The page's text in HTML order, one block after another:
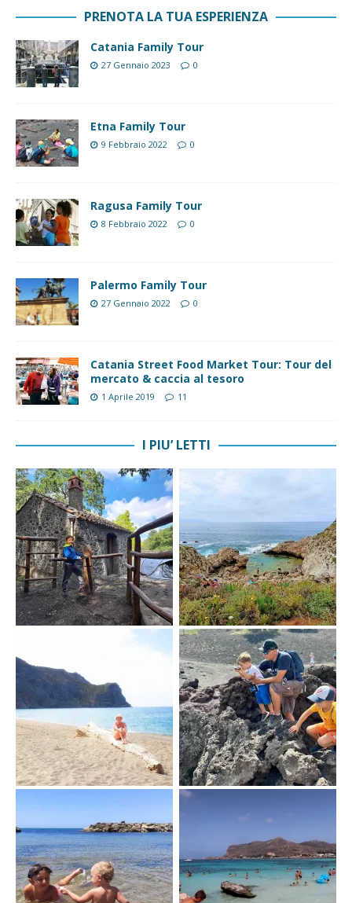
PRENOTA LA TUA ESPERIENZA
Catania Family Tour
27 Gennaio 2023 0
Etna Family Tour
9 Febbraio 2022 0
Ragusa Family Tour
8 Febbraio 2022 0
Palermo Family Tour
27 Gennaio 2022 0
Catania Street Food Market Tour: Tour del
mercato & caccia al tesoro
1 Aprile 2019 11
I PIU’ LETTI